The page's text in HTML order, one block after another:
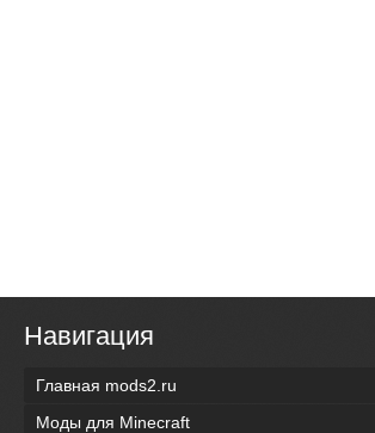
Навигация
Главная mods2.ru
Моды для Minecraft